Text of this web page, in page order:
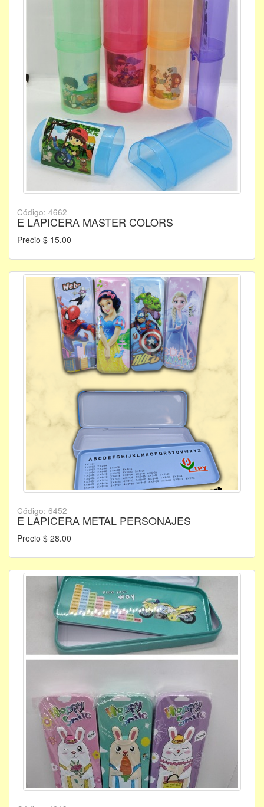
Código: 4662
E LAPICERA MASTER COLORS
Precio $ 15.00
Código: 6452
E LAPICERA METAL PERSONAJES
Precio $ 28.00